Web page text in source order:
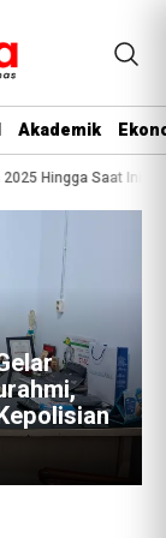
Akademik
Hingga Saat Ini Belum